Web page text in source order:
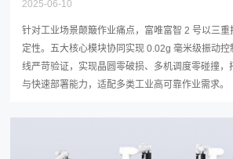
2025-06-10
针对工业场景颠簸作业痛点，富唯富智 2 号以三
定性。五大核心模块协同实现 0.02g 毫米级振动
线严苛验证，实现晶圆零破损、多机调度零碰撞，
与快速部署能力，适配多类工业高可靠作业需求。